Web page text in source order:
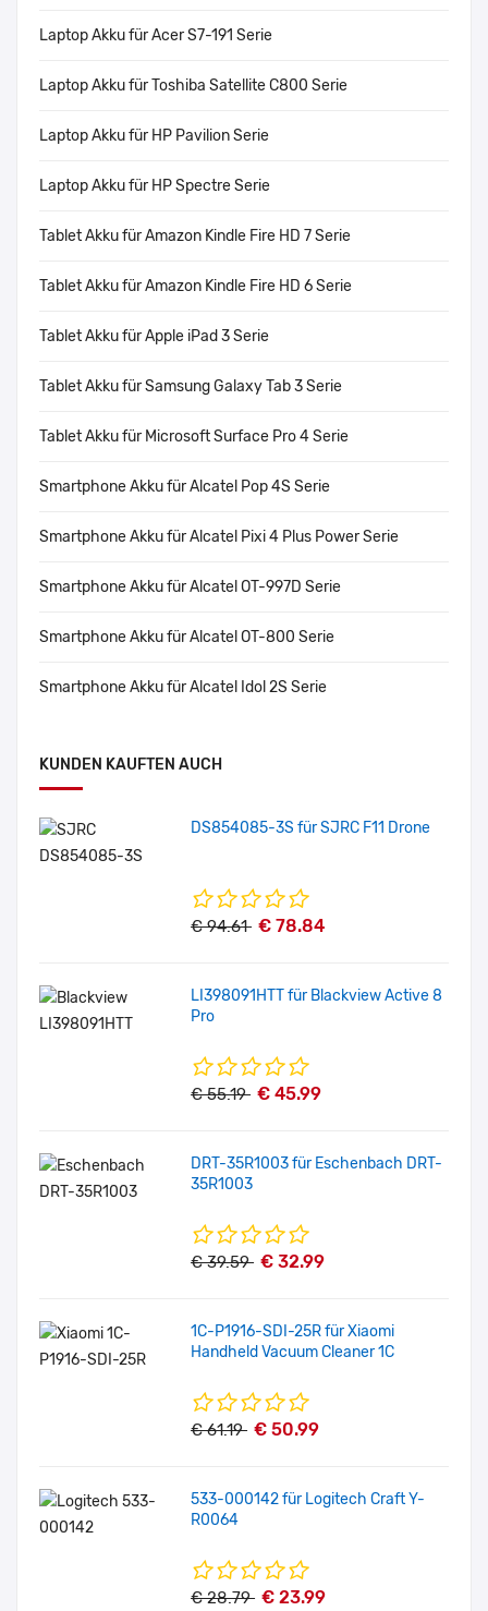
Laptop Akku für Acer S7-191 Serie
Laptop Akku für Toshiba Satellite C800 Serie
Laptop Akku für HP Pavilion Serie
Laptop Akku für HP Spectre Serie
Tablet Akku für Amazon Kindle Fire HD 7 Serie
Tablet Akku für Amazon Kindle Fire HD 6 Serie
Tablet Akku für Apple iPad 3 Serie
Tablet Akku für Samsung Galaxy Tab 3 Serie
Tablet Akku für Microsoft Surface Pro 4 Serie
Smartphone Akku für Alcatel Pop 4S Serie
Smartphone Akku für Alcatel Pixi 4 Plus Power Serie
Smartphone Akku für Alcatel OT-997D Serie
Smartphone Akku für Alcatel OT-800 Serie
Smartphone Akku für Alcatel Idol 2S Serie
KUNDEN KAUFTEN AUCH
DS854085-3S für SJRC F11 Drone
€ 94.61 € 78.84
LI398091HTT für Blackview Active 8
Pro
€ 55.19 € 45.99
DRT-35R1003 für Eschenbach DRT-
35R1003
€ 39.59 € 32.99
1C-P1916-SDI-25R für Xiaomi
Handheld Vacuum Cleaner 1C
€ 61.19 € 50.99
533-000142 für Logitech Craft Y-
R0064
€ 28.79 € 23.99